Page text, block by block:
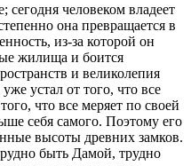
сегодня человеком владеет
она превращается в
из-за которой он
жилища и боится
и великолепия
устал от того, что все
что все меряет по своей
себя самого. Поэтому его
высоты древних замков.
быть Дамой, трудно